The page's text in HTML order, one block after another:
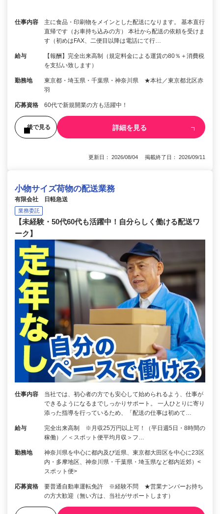
仕事内容
主に食品・印刷物をメインとした配送になります。 基本直行
直帰です（お車持ち込みの方） 本社から配送の依頼を受けま
す（初めはFAX、二便目以降は電話にて行…
給与
【報酬】完全出来高制（規定料金による運賃の80％＋消費税
を支払い致します）
勤務地
東京都・埼玉県・千葉県・神奈川県 ★本社／東京都北区赤
羽
応募資格 60代で新規開業の方も活躍中！
後で見る 詳細を見る
更新日： 2026/08/04 掲載終了日： 2026/09/11
小物サイズ荷物の配送業務
有限会社 日軽急送
業務委託
【未経験・50代60代も活躍中！自分らしく働ける配送ワ
ーク】
仕事内容
当社では、初心者の方でも安心して始められるよう、仕事が
できるようになるまでしっかりサポート。 一人ひとりに寄り
添った指導を行っているため、「配送の仕事は初めて…
給与
完全出来高制 ※月収25万円以上可！（平日週5日・8時間の
稼働）／＜スポット便平均月収＞フ…
勤務地
神奈川県を中心に都内及び近県、東京都大田区を中心に23区
内・多摩地区、神奈川県・千葉県・埼玉県など都内近郊）<
スポット便>
応募資格
要普通自動車運転免許 ※経験不問 ★営業ナンバーお持ち
の方大歓迎（無い方は、当社がサポートします）